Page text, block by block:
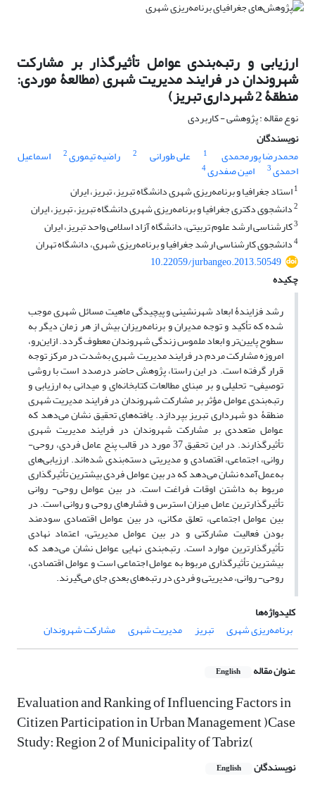
ارزیابی و رتبه‌بندی عوامل تأثیرگذار بر مشارکت
شهروندان در فرایند مدیریت شهری (مطالعۀ موردی:
منطقۀ 2 شهرداری تبریز)
نوع مقاله : پژوهشی - کاربردی
نویسندگان
محمدرضا پورمحمدی
1 علی طورانی 2 راضیه تیموری2 اسماعیل
احمدی3 امین صفدری4
1استاد جغرافیا و برنامه‌ریزی شهری دانشگاه تبریز، تبریز، ایران
2دانشجوی دکتری جغرافیا و برنامه‌ریزی شهری دانشگاه تبریز، تبریز، ایران
3کارشناسی ارشد علوم تربیتی، دانشگاه آزاد اسلامی واحد تبریز، ایران
4دانشجوی کارشناسی ارشد جغرافیا و برنامه‌ریزی شهری، دانشگاه تهران
10.22059/jurbangeo.2013.50549
چکیده
رشد فزایندۀ ابعاد شهرنشینی و پیچیدگی ماهیت مسائل شهری موجب
شده که تأکید و توجه مدیران و برنامه‌ریزان بیش از هر زمان دیگر به
سطوح پایین‌تر و ابعاد ملموس زندگی شهروندان معطوف گردد. از‌این‌رو،
امروزه مشارکت مردم در فرایند مدیریت شهری به‌شدت در مرکز توجه
قرار گرفته است. در این راستا، پژوهش حاضر درصدد است با روشی
توصیفی- تحلیلی و بر مبنای مطالعات کتابخانه‌ای و میدانی به ارزیابی و
رتبه‌بندی عوامل مؤثر بر مشارکت شهروندان در فرایند مدیریت شهری
منطقۀ دو شهرداری تبریز بپردازد. یافته‌های تحقیق نشان می‌دهد که
عوامل متعددی بر مشارکت شهروندان در فرایند مدیریت شهری
تأثیرگذارند. در این تحقیق 37 مورد در قالب پنج عامل فردی، روحی-
روانی، اجتماعی، اقتصادی و مدیریتی دسته‌بندی شده‌اند. ارزیابی‌های
به‌عمل‌آمده نشان می‌دهد که در بین عوامل فردی بیشترین تأثیرگذاری
مربوط به داشتن اوقات فراغت است. در بین عوامل روحی- روانی
تأثیرگذارترین عامل میزان استرس و فشارهای روحی و روانی است. در
بین عوامل اجتماعی، تعلق مکانی، در بین عوامل اقتصادی سودمند
بودن فعالیت مشارکتی و در بین عوامل مدیریتی، اعتماد نهادی
تأثیرگذارترین موارد است. رتبه‌بندی نهایی عوامل نشان می‌دهد که
بیشترین تأثیرگذاری مربوط به عوامل اجتماعی است و عوامل اقتصادی،
روحی- روانی، مدیریتی و فردی در رتبه‌های بعدی جای می‌گیرند.
کلیدواژه‌ها
برنامه‌ریزی شهری
تبریز مدیریت شهری مشارکت شهروندان
عنوان مقاله English
Evaluation and Ranking of Influencing Factors in
Citizen Participation in Urban Management )Case
Study: Region 2 of Municipality of Tabriz(
نویسندگان English